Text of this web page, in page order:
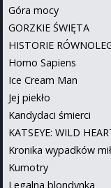
Góra mocy
GORZKIE ŚWIĘTA
HISTORIE
Homo Sapiens
Ice Cream Man
Jej piekło
Kandydaci śmierci
KATSEYE: WILD
Kronika wypadków
Kumotry
Legalna blondynka